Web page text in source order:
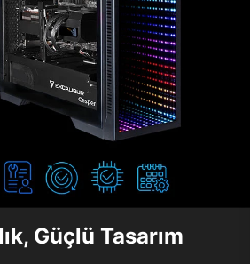
Güçlü Tasarım